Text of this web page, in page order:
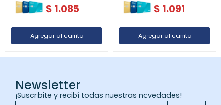
$ 1.085
$ 1.091
Newsletter
¡Suscribite y recibí todas nuestras novedades!